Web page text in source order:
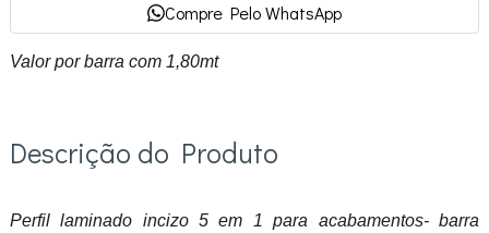
Compre Pelo WhatsApp
Valor por barra com 1,80mt
Descrição do Produto
Perfil laminado incizo 5 em 1 para acabamentos- barra